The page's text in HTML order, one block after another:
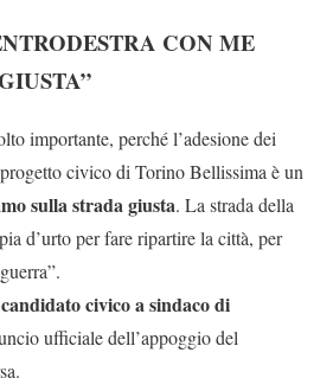
CON ME
importante, perché l’adesione dei
civico di Torino Bellissima è un
sulla strada giusta. La strada della
d’urto per fare ripartire la città, per
candidato civico a sindaco di
ufficiale dell’appoggio del